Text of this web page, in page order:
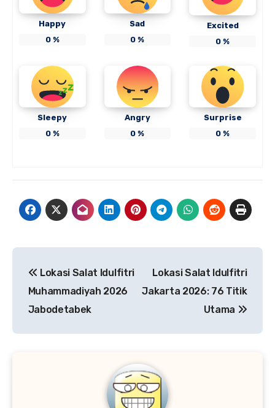
Happy
0%
Sad
0 %
Excited
0 %
Sleepy
0%
Angry
0 %
Surprise
0 %
pos
Lokasi Salat Idulfitri
Muhammadiyah 2026
Jabodetabek
Lokasi Salat Idulfitri
Jakarta 2026: 76 Titik
Utama